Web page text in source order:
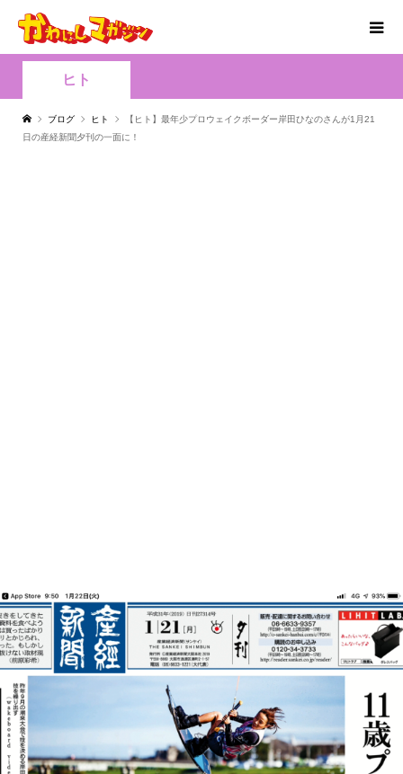
ヒト
ブログ ヒト
【ヒト】最年少プロウェイクボーダー岸田ひなのさんが1月21
日の産経新聞夕刊の一面に！